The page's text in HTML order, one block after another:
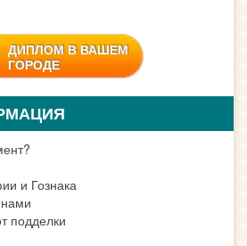
ДИПЛОМ В ВАШЕМ
ГОРОДЕ
и Гознака
подделки